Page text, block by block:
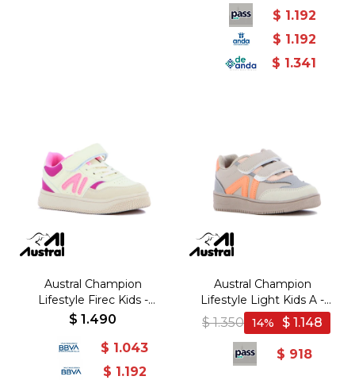
$ 1.192
$ 1.192
$ 1.341
Austral Champion
Lifestyle Firec Kids -
Beige/Rosado - Beige-
$ 1.490
$ 1.043
$ 1.192
Austral Champion
Lifestyle Light Kids A -
Beige/Naranja - Beige-
Naranja
$ 1.350 $ 1.148
14
$ 918